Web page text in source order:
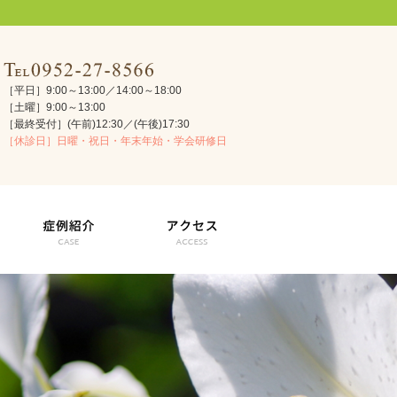
［平日］9:00～13:00／14:00～18:00
［土曜］9:00～13:00
［最終受付］(午前)12:30／(午後)17:30
［休診日］日曜・祝日・年末年始・学会研修日